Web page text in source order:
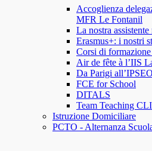
Accoglienza
MFR Le Fontanil
La nostra
Erasmus+: i nostri
Corsi di
Air de fête à l’IIS
Da Parigi
FCE for School
DITALS
Team Teaching
Istruzione Domiciliare
PCTO - Alternanza